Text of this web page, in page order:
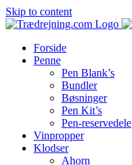
Skip to content
Forside
Penne
Pen Blank’s
Bundler
Bøsninger
Pen Kit’s
Pen-reservedele
Vinpropper
Klodser
Ahorn